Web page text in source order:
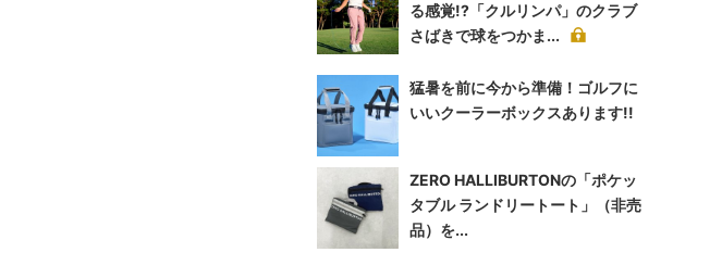
る感覚!?「クルリンパ」のクラブ
さばきで球をつかま...
猛暑を前に今から準備！ゴルフに
いいクーラーボックスあります!!
ZERO HALLIBURTONの「ポケッ
タブル ランドリートート」（非売
品）を...